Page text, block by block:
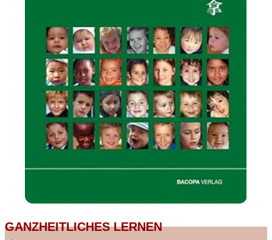
GANZHEITLICHES LERNEN